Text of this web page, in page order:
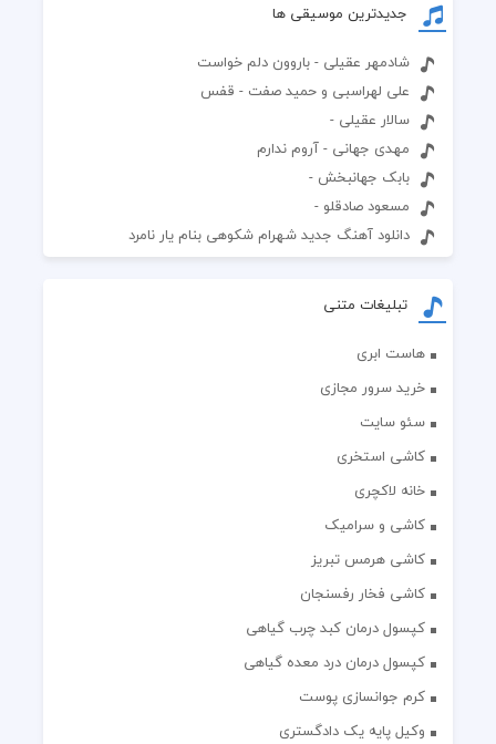
جدیدترین موسیقی ها
شادمهر عقیلی - باروون دلم خواست
علی لهراسبی و حمید صفت - قفس
سالار عقیلی -
مهدی جهانی - آروم ندارم
بابک جهانبخش -
مسعود صادقلو -
دانلود آهنگ جدید شهرام شکوهی بنام یار نامرد
تبلیغات متنی
هاست ابری
خرید سرور مجازی
سئو سایت
کاشی استخری
خانه لاکچری
کاشی و سرامیک
کاشی هرمس تبریز
کاشی فخار رفسنجان
کپسول درمان کبد چرب گیاهی
کپسول درمان درد معده گیاهی
کرم جوانسازی پوست
وکیل پایه یک دادگستری